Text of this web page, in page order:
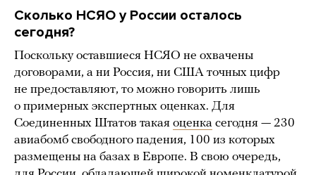
Сколько НСЯО у России осталось
сегодня?
Поскольку оставшиеся НСЯО не охвачены
договорами, а ни Россия, ни США точных цифр
не предоставляют, то можно говорить лишь
о примерных экспертных оценках. Для
Соединенных Штатов такая оценка сегодня — 230
авиабомб свободного падения, 100 из которых
размещены на базах в Европе. В свою очередь,